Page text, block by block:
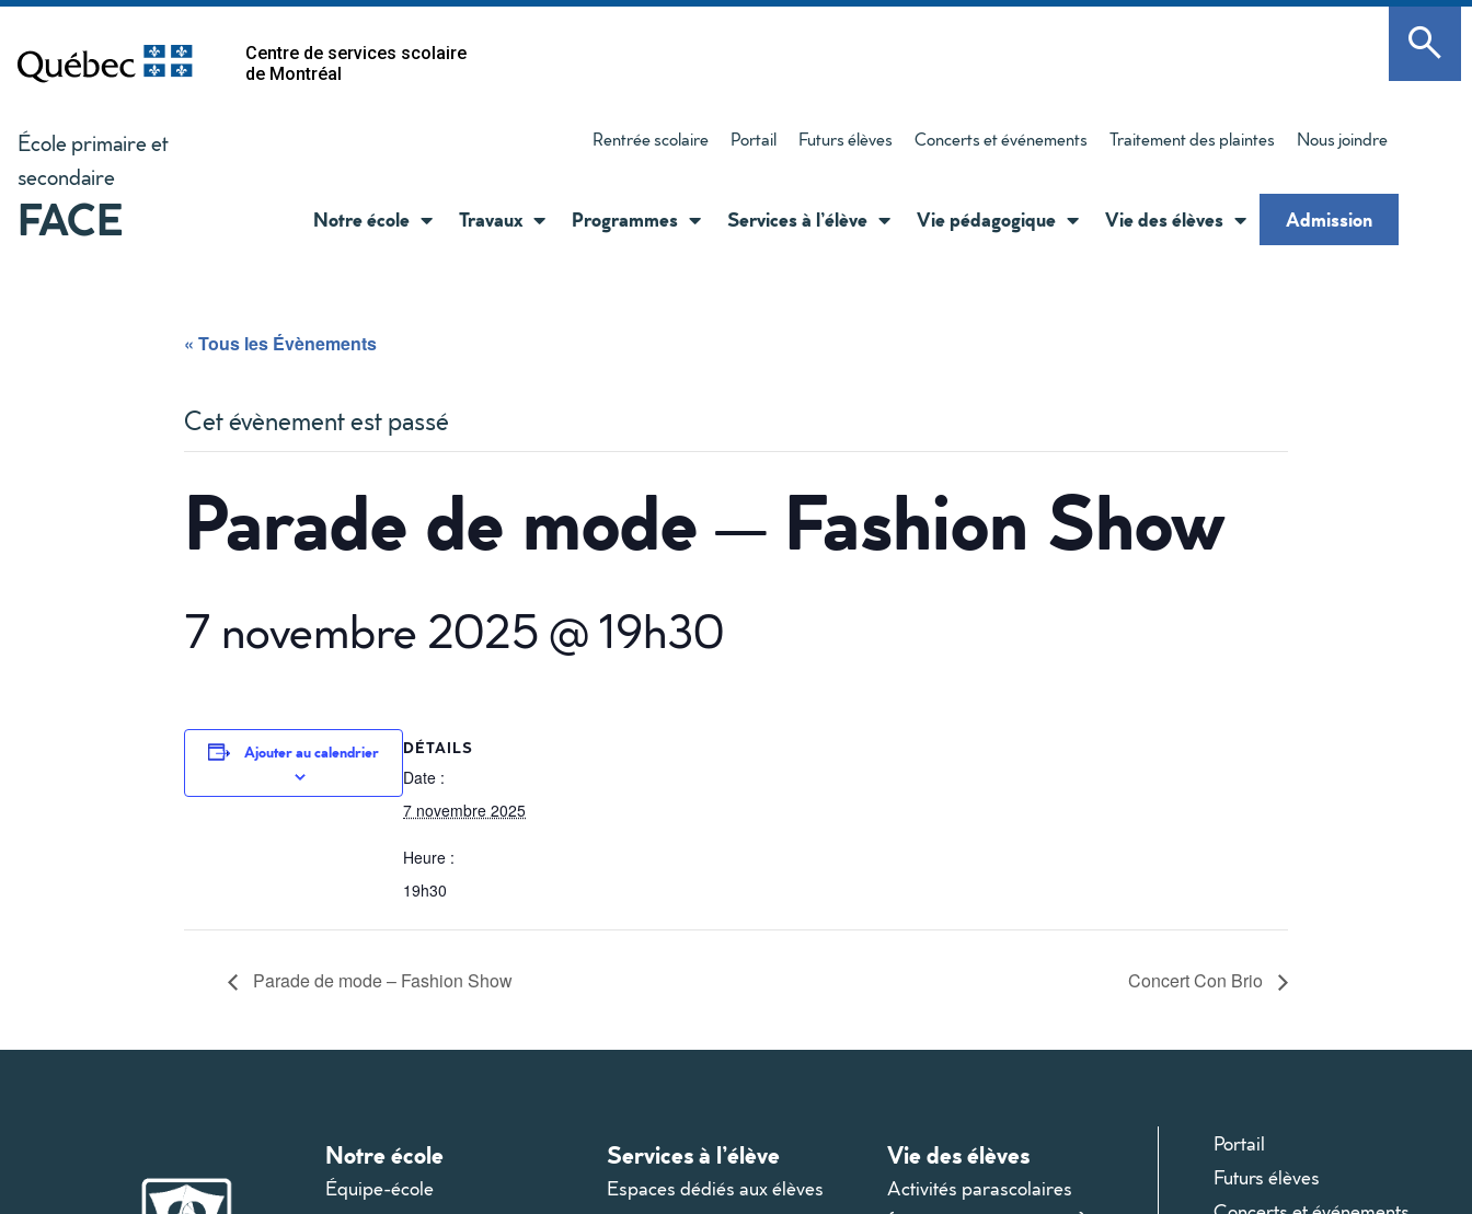
Centre de services scolaire
de Montréal
École primaire et
secondaire
FACE
Rentrée scolaire Portail Futurs élèves Concerts et événements Traitement des plaintes Nous joindre
Notre école Travaux Programmes Services à l’élève Vie pédagogique Vie des élèves Admission
« Tous les Évènements
Cet évènement est passé
Parade de mode – Fashion Show
7 novembre 2025 @ 19h30
Ajouter au calendrier DÉTAILS
Date :
7 novembre 2025
Heure :
19h30
Parade de mode – Fashion Show Concert Con Brio
Notre école
Équipe-école
Services à l’élève
Espaces dédiés aux élèves
Vie des élèves
Activités parascolaires
Portail
Futurs élèves